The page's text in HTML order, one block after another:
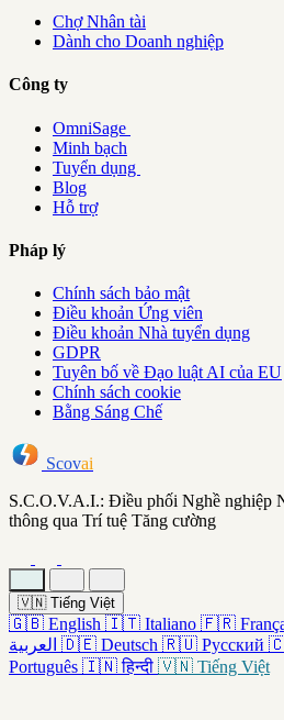
Chợ Nhân tài
Dành cho Doanh nghiệp
Công ty
OmniSage
Minh bạch
Tuyển dụng
Blog
Hỗ trợ
Pháp lý
Chính sách bảo mật
Điều khoản Ứng viên
Điều khoản Nhà tuyển dụng
GDPR
Tuyên bố về Đạo luật AI của EU
Chính sách cookie
Bằng Sáng Chế
Scovai
S.C.O.V.A.I.: Điều phối Nghề nghiệp
thông qua Trí tuệ Tăng cường
🇻🇳 Tiếng Việt
🇬🇧 English 🇮🇹 Italiano 🇫🇷
العربية 🇩🇪 Deutsch 🇷🇺 Русский
Português 🇮🇳 हिन्दी 🇻🇳 Tiếng Việt